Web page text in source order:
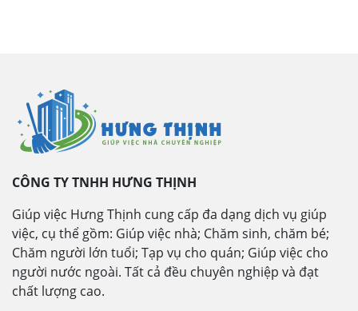
CÔNG TY TNHH HƯNG THỊNH
Giúp việc Hưng Thịnh cung cấp đa dạng dịch vụ giúp
việc, cụ thể gồm: Giúp việc nhà; Chăm sinh, chăm bé;
Chăm người lớn tuổi; Tạp vụ cho quán; Giúp việc cho
người nước ngoài. Tất cả đều chuyên nghiệp và đạt
chất lượng cao.